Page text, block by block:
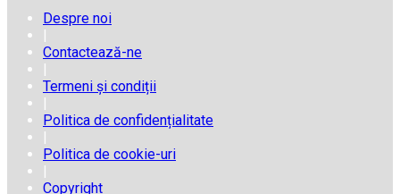
Despre noi
|
Contactează-ne
|
Termeni și condiții
|
Politica de confidențialitate
|
Politica de cookie-uri
|
Copyright